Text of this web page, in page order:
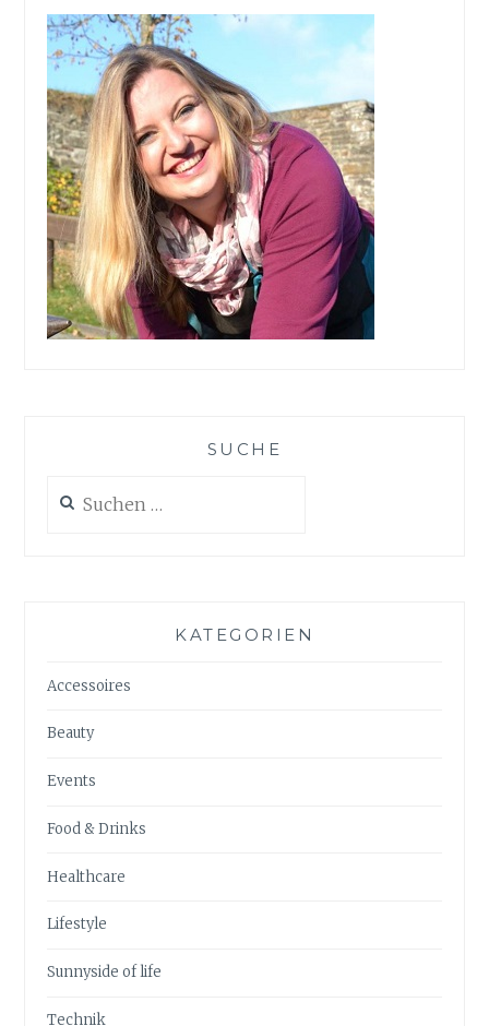
SUCHE
nach:
KATEGORIEN
Accessoires
Beauty
Events
Food & Drinks
Healthcare
Lifestyle
Sunnyside of life
Technik